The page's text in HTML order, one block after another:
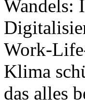
Wandels:
Work-
Klima
das alles